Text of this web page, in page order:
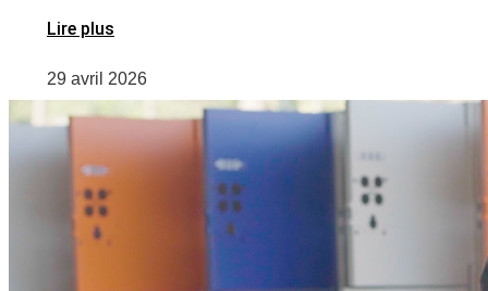
Lire plus
29 avril 2026